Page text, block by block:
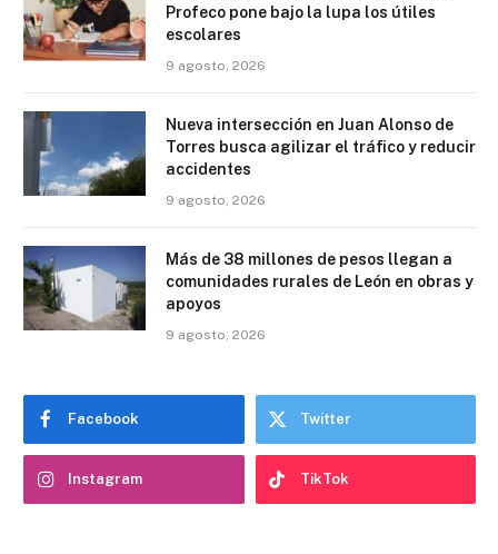
Profeco pone bajo la lupa los útiles
escolares
9 agosto, 2026
Nueva intersección en Juan Alonso de
Torres busca agilizar el tráfico y reducir
accidentes
9 agosto, 2026
Más de 38 millones de pesos llegan a
comunidades rurales de León en obras y
apoyos
9 agosto, 2026
Facebook Twitter
Instagram TikTok